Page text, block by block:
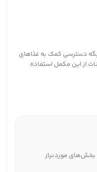
دسترسی کمک به غذاهای
از این مکمل استفاده
بخش‌های موردنیاز